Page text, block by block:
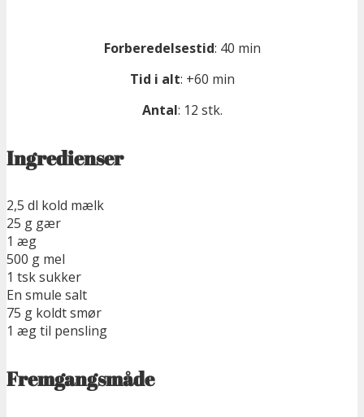
Forberedelsestid: 40 min
Tid i alt: +60 min
Antal: 12 stk.
Ingredienser
2,5 dl kold mælk
25 g gær
1 æg
500 g mel
1 tsk sukker
En smule salt
75 g koldt smør
1 æg til pensling
Fremgangsmåde